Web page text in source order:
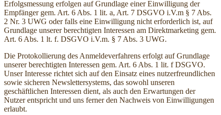
Erfolgsmessung erfolgen auf Grundlage einer Einwilligung der
Empfänger gem. Art. 6 Abs. 1 lit. a, Art. 7 DSGVO i.V.m § 7 Abs.
2 Nr. 3 UWG oder falls eine Einwilligung nicht erforderlich ist, auf
Grundlage unserer berechtigten Interessen am Direktmarketing gem.
Art. 6 Abs. 1 lt. f. DSGVO i.V.m. § 7 Abs. 3 UWG.
Die Protokollierung des Anmeldeverfahrens erfolgt auf Grundlage
unserer berechtigten Interessen gem. Art. 6 Abs. 1 lit. f DSGVO.
Unser Interesse richtet sich auf den Einsatz eines nutzerfreundlichen
sowie sicheren Newslettersystems, das sowohl unseren
geschäftlichen Interessen dient, als auch den Erwartungen der
Nutzer entspricht und uns ferner den Nachweis von Einwilligungen
erlaubt.